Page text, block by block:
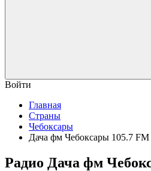
Войти
Главная
Страны
Чебоксары
Дача фм Чебоксары 105.7 FM
Радио Дача фм